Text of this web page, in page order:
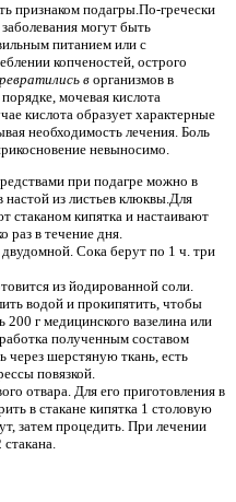
признаком подагры.По-гречески
могут быть
питанием или с
копченостей, острого
ворганизмов в
мочевая кислота
кислота образует характерные
необходимость лечения. Боль
невыносимо.
при подагре можно в
из листьев клюквы.Для
стаканом кипятка и настаивают
раз в течение дня.
Сока берут по 1 ч. три
из йодированной соли.
водой и прокипятить, чтобы
200 г медицинского вазелина или
полученным составом
через шерстяную ткань, есть
повязкой.
отвара. Для его приготовления в
в стакане кипятка 1 столовую
затем процедить. При лечении